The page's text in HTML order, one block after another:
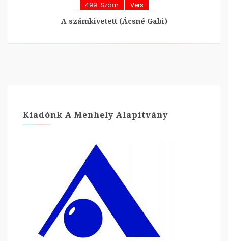
499. Szám Vers
A számkivetett (Ácsné Gabi)
Kiadónk A Menhely Alapítvány